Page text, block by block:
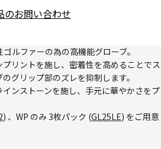
のお問い合わせ
ルファーの為の高機能グローブ。
リントを施し、密着性を高めることでス
グリップ部のズレを抑制します。
ンストーンを施し、手元に華やかさをプ
) 、WP のみ 3枚パック (GL25LE) をご用意